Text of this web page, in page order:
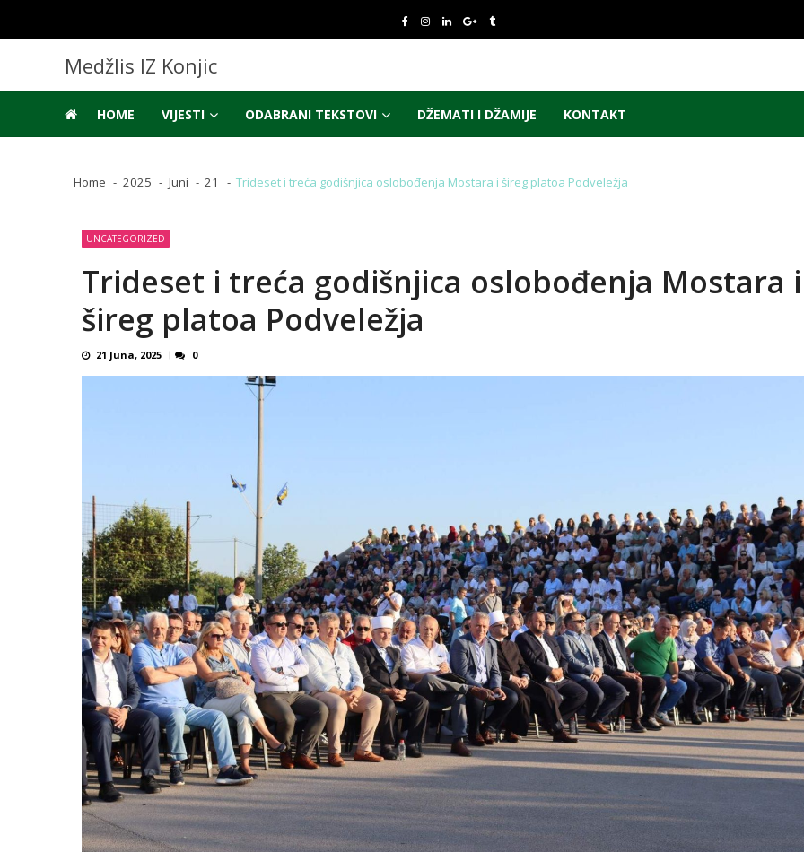
navigation
content
Medžlis IZ Konjic
HOME VIJESTI ODABRANI TEKSTOVI DŽEMATI I DŽAMIJE KONTAKT
Home 2025 Juni 21 Trideset i treća godišnjica oslobođenja Mostara i šireg platoa Podveležja
UNCATEGORIZED
Trideset i treća godišnjica oslobođenja Mostara i
šireg platoa Podveležja
21 Juna, 2025 0